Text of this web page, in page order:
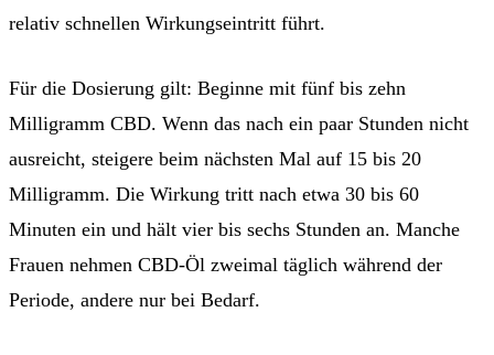
relativ schnellen Wirkungseintritt führt.
Für die Dosierung gilt: Beginne mit fünf bis zehn
Milligramm CBD. Wenn das nach ein paar Stunden nicht
ausreicht, steigere beim nächsten Mal auf 15 bis 20
Milligramm. Die Wirkung tritt nach etwa 30 bis 60
Minuten ein und hält vier bis sechs Stunden an. Manche
Frauen nehmen CBD-Öl zweimal täglich während der
Periode, andere nur bei Bedarf.